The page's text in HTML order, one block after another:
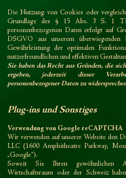
Die Nutzung von Cookies oder
Grundlage des § 15 Abs. 3 S. 1
personenbezogenen Daten erfolgt auf
DSGVO aus unserem überwiegenden
Gewährleistung der optimalen
nutzerfreundlichen und effektiven
Sie haben das Recht aus Gründen, die
ergeben, jederzeit dieser
personenbezogener Daten zu
Plug-ins und Sonstiges
Verwendung von Google reCAPTCHA
Wir verwenden auf unserer Website den
LLC (1600 Amphitheatre Parkway,
„Google“).
Soweit Sie Ihren gewöhnlichen
Wirtschaftsraum oder der Schweiz